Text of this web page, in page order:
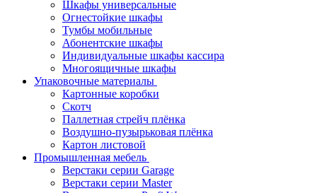
Шкафы универсальные
Огнестойкие шкафы
Тумбы мобильные
Абонентские шкафы
Индивидуальные шкафы кассира
Многоящичные шкафы
Упаковочные материалы
Картонные коробки
Скотч
Паллетная стрейч плёнка
Воздушно-пузырьковая плёнка
Картон листовой
Промышленная мебель
Верстаки серии Garage
Верстаки серии Master